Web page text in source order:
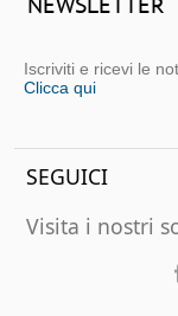
NEWSLETTER
Iscriviti e ricevi le
Clicca qui
SEGUICI
Visita i nostri